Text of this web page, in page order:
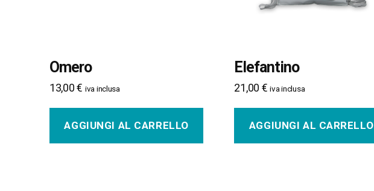
Omero
13,00€ iva inclusa
AGGIUNGI AL CARRELLO
Elefantino
21,00 € iva inclusa
AGGIUNGI AL CARRELLO